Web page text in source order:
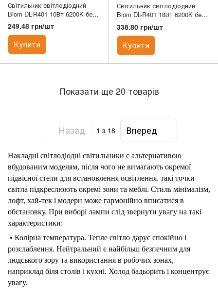
Світильник світлодіодний
Biom DL-R401 10Вт 6200K без
д/к
249.48 грн/шт
Купити
Світильник світлодіодний
Biom DL-R401 18Вт 6200K без
д/к
338.80 грн/шт
Купити
Показати ще 20 товарів
Назад 1 з 18 Вперед
Накладні світлодіодні світильники є альтернативою
вбудованим моделям, після чого не вимагають окремої
підвісноїстели для встановлення освітлення. такі точки
світла підкреслюють окремі зони та меблі. Стиль мінімалізм,
лофт, хай-тек і модерн може гармонійно вписатися в
обстановку. При виборі лампи слід звернути увагу на такі
характеристики:
• Колірна температура. Тепле світло дарує спокійно і
розслаблення. Нейтральний є найбільш безпечним для
людського зору та використання в робочих зонах,
наприклад біля столів і кухні. Холод бадьорить і концентрує
увагу.